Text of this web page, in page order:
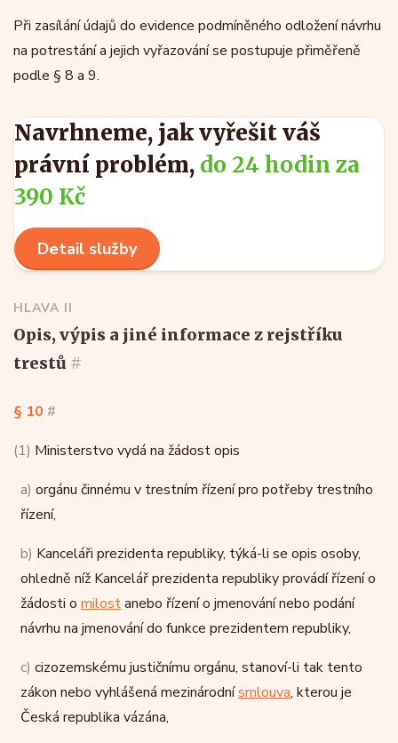
Při zasílání údajů do evidence podmíněného odložení návrhu
na potrestání a jejich vyřazování se postupuje přiměřeně
podle § 8 a 9.
Navrhneme, jak vyřešit váš
právní problém, do 24 hodin za
390 Kč
Detail služby
HLAVA II
opis, výpis a jiné informace z rejstříku
trestů #
§ 10 #
(1) Ministerstvo vydá na žádost opis
a) orgánu činnému v trestním řízení pro potřeby trestního
řízení,
b) Kanceláři prezidenta republiky, týká-li se opis osoby,
ohledně níž Kancelář prezidenta republiky provádí řízení o
žádosti o milostanebo řízení o jmenování nebo podání
návrhu na jmenování do funkce prezidentem republiky,
c) cizozemskému justičnímu orgánu, stanoví-li tak tento
zákon nebo vyhlášená mezinárodnísmlouva, kterou je
Česká republika vázána,